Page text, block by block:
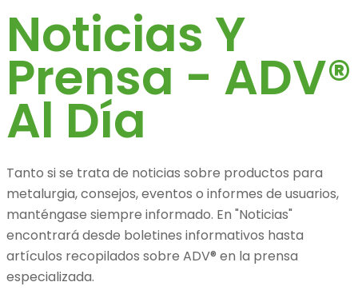
Noticias Y
Prensa - ADV®
Al Día
Tanto si se trata de noticias sobre productos para
metalurgia, consejos, eventos o informes de usuarios,
manténgase siempre informado. En "Noticias"
encontrará desde boletines informativos hasta
artículos recopilados sobre ADV® en la prensa
especializada.